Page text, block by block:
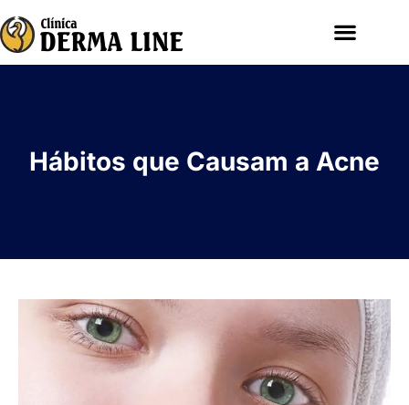
Hábitos que Causam a Acne